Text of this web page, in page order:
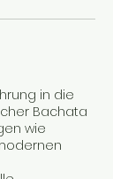
in die
Bachata
wie